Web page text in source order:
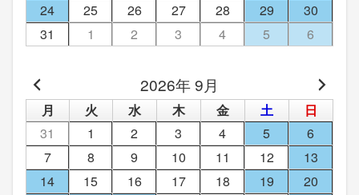
24
25 26 27 28 29
30
31
1 2 3 4 5 6
2026年 9月
月 火 水 木 金 土
日
31
1 2 3 4 5
6
7
8 9 10 11 12
13
14
15 16 17 18 19
20